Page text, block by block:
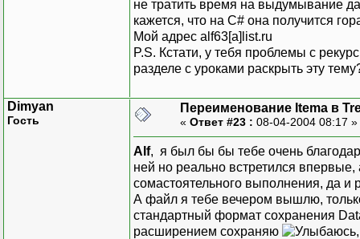
не тратить время на выдумывание
кажется, что на C# она получится
Мой адрес alf63[a]list.ru
P.S. Кстати, у тебя проблемы с
разделе с уроками раскрыть эту
Dimyan
Гость
Переименование Itema в
« Ответ #23 : 08-04-2004 08:17 »
Alf, я был бы бы тебе очень
ней но реально встретился
сомастоятельного выполнения, да и
А файл я тебе вечером вышлю,
стандартный формат сохранения
расширением сохраняю